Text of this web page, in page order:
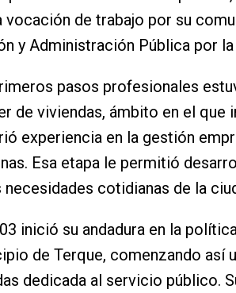
vocación de trabajo por su
y Administración Pública por
pasos profesionales
de viviendas, ámbito en el que
experiencia en la gestión
Esa etapa le permitió
necesidades cotidianas de la
inició su andadura en la
de Terque, comenzando así
dedicada al servicio público.